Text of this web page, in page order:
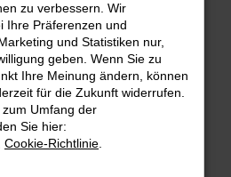
Error
aufgetreten.
die dir helfen können:
und deine
zum Beispiel deine
zu verbessern. Wir
Ihre Präferenzen und
und Statistiken nur,
geben. Wenn Sie zu
Ihre Meinung ändern, können
für die Zukunft widerrufen.
Umfang der
Sie hier:
Cookie-Richtlinie